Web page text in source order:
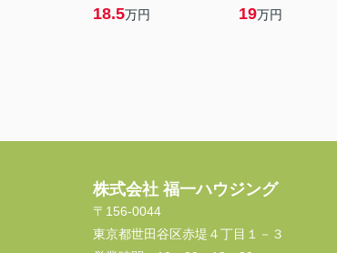
18.5万円 19万円
株式会社 福一ハウジング
〒156-0044
東京都世田谷区赤堤４丁目１－３